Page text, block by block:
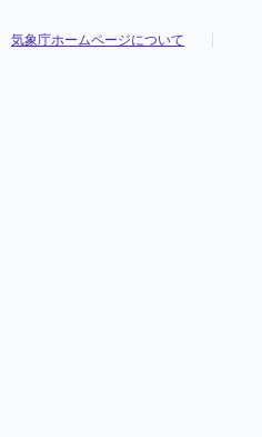
気象庁ホームページについて